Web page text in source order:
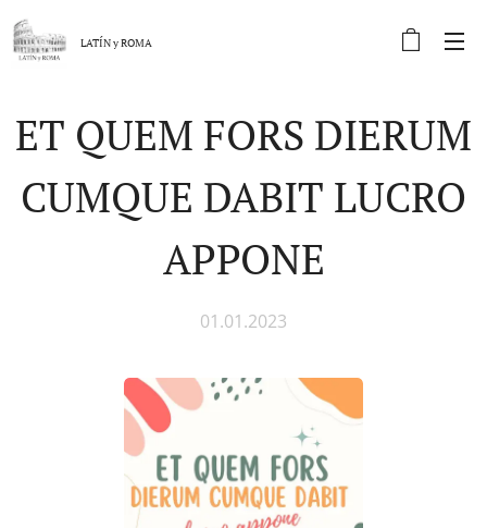
LATÍN yROMA
ET QUEM FORS DIERUM
CUMQUE DABIT LUCRO
APPONE
01.01.2023